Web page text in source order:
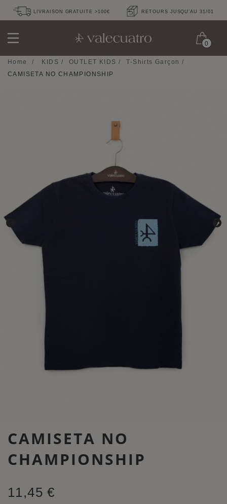
LIVRAISON GRATUITE >100€ RETOURS JUSQU’AU 31/01
0
Home / KIDS / OUTLET KIDS / T-Shirts Garçon /
CAMISETA NO CHAMPIONSHIP
CAMISETA NO
CHAMPIONSHIP
11,45 €